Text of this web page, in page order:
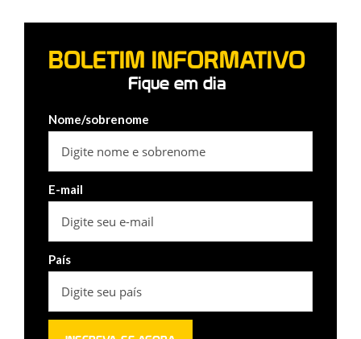
BOLETIM INFORMATIVO
Fique em dia
Nome/sobrenome
E-mail
País